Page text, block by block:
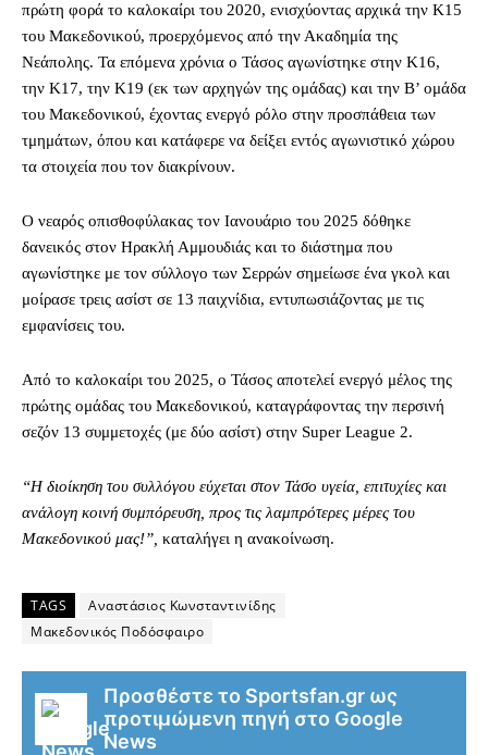
πρώτη φορά το καλοκαίρι του 2020, ενισχύοντας αρχικά την Κ15
του Μακεδονικού, προερχόμενος από την Ακαδημία της
Νεάπολης. Τα επόμενα χρόνια ο Τάσος αγωνίστηκε στην Κ16,
την Κ17, την Κ19 (εκ των αρχηγών της ομάδας) και την Β’ ομάδα
του Μακεδονικού, έχοντας ενεργό ρόλο στην προσπάθεια των
τμημάτων, όπου και κατάφερε να δείξει εντός αγωνιστικό χώρου
τα στοιχεία που τον διακρίνουν.
Ο νεαρός οπισθοφύλακας τον Ιανουάριο του 2025 δόθηκε
δανεικός στον Ηρακλή Αμμουδιάς και το διάστημα που
αγωνίστηκε με τον σύλλογο των Σερρών σημείωσε ένα γκολ και
μοίρασε τρεις ασίστ σε 13 παιχνίδια, εντυπωσιάζοντας με τις
εμφανίσεις του.
Από το καλοκαίρι του 2025, ο Τάσος αποτελεί ενεργό μέλος της
πρώτης ομάδας του Μακεδονικού, καταγράφοντας την περσινή
σεζόν 13 συμμετοχές (με δύο ασίστ) στην Super League 2.
“Η διοίκηση του συλλόγου εύχεται στον Τάσο υγεία, επιτυχίες και
ανάλογη κοινή συμπόρευση, προς τις λαμπρότερες μέρες του
Μακεδονικού μας!”, καταλήγει η ανακοίνωση.
TAGS
Αναστάσιος Κωνσταντινίδης
Μακεδονικός Ποδόσφαιρο
Προσθέστε το Sportsfan.gr ως
προτιμώμενη πηγή στο Google
News